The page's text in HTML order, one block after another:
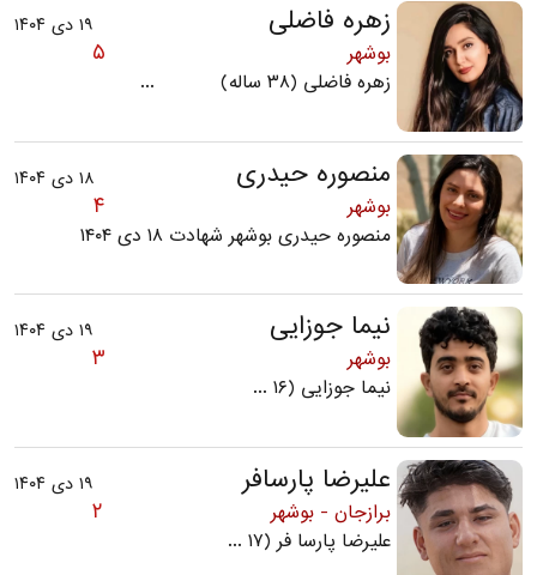
۱۹ دی ۱۴۰۴ زهره فاضلی
۵
بوشهر
زهره فاضلی (۳۸ ساله) ...
۱۸ دی ۱۴۰۴ منصوره حیدری
۴
بوشهر
منصوره حیدری بوشهر شهادت ۱۸ دی ۱۴۰۴
۱۹ دی ۱۴۰۴ نیما جوزایی
۳
بوشهر
نیما جوزایی (۱۶ ...
۱۹ دی ۱۴۰۴ علیرضا پارسافر
۲
برازجان - بوشهر
علیرضا پارسا فر (۱۷ ...